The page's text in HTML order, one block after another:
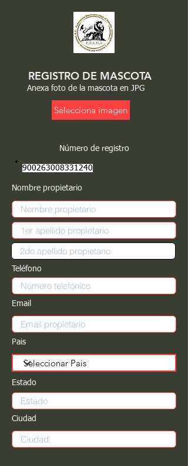
REGISTRO DE MASCOTA
Anexa foto de la mascota en JPG
Selecciona imagen
Número de registro
900263008331240
Nombre propietario
Teléfono
Email
Pais
Estado
Ciudad